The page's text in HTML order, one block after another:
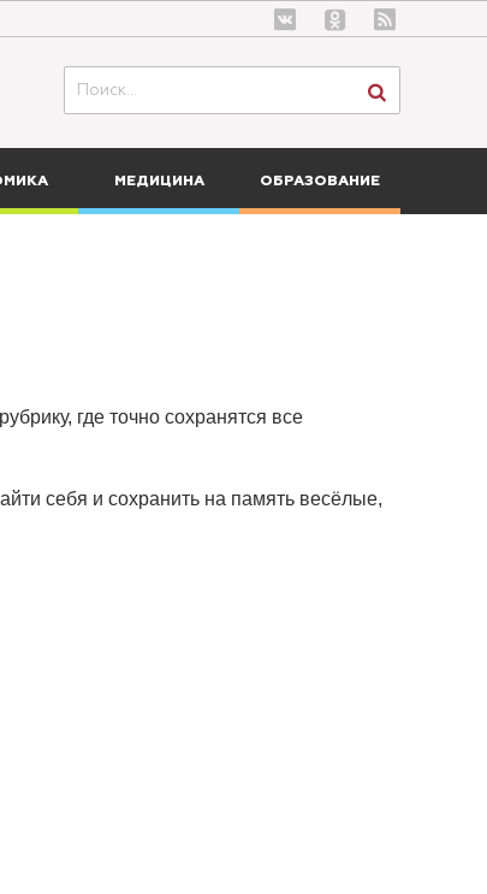
МЕДИЦИНА ОБРАЗОВАНИЕ
где точно сохранятся все
себя и сохранить на память весёлые,